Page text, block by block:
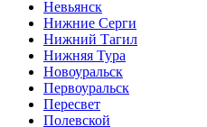
Невьянск
Нижние Серги
Нижний Тагил
Нижняя Тура
Новоуральск
Первоуральск
Пересвет
Полевской